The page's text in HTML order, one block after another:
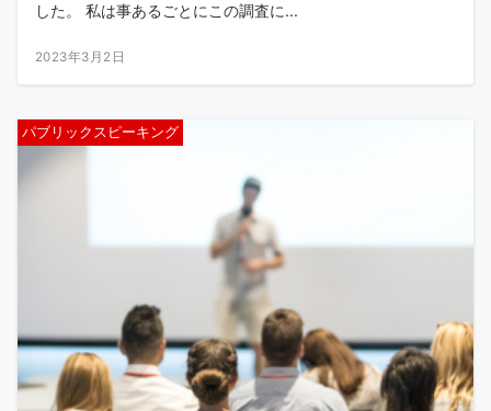
した。 私は事あるごとにこの調査に...
2023年3月2日
パブリックスピーキング